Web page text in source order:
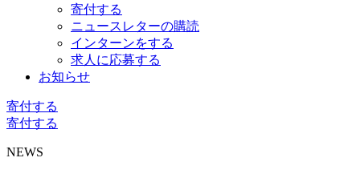
寄付する
ニュースレターの購読
インターンをする
求人に応募する
お知らせ
寄付する
寄付する
NEWS